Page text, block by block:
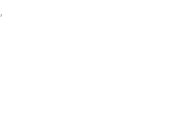
,